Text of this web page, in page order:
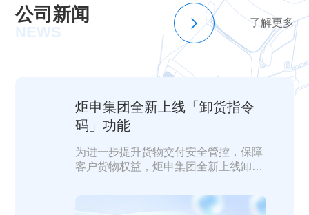
公司新闻
NEWS
了解更多
炬申集团全新上线「卸货指令
码」功能
为进一步提升货物交付安全管控，保障
客户货物权益，炬申集团全新上线卸货